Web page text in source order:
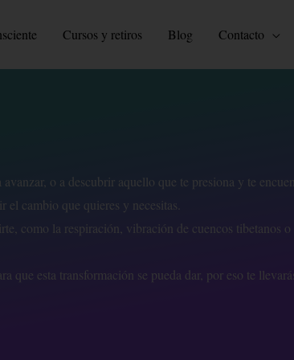
Cursos y retiros Blog Contacto
o a descubrir aquello que te presiona y te
cambio que quieres y necesitas.
como la respiración, vibración de cuencos tibetanos
esta transformación se pueda dar, por eso te